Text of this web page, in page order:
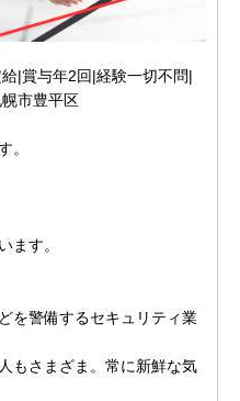
|賞与年2回|経験一切不問|
市豊平区
。
ます。
を警備するセキュリティ業
もさまざま。常に新鮮な気